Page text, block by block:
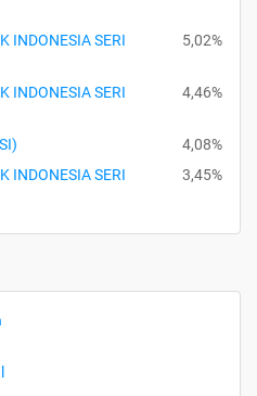
INDONESIA SERI
5,02%
INDONESIA SERI
4,46%
4,08%
INDONESIA SERI
3,45%